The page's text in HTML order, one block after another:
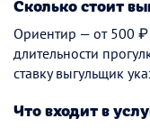
Сколько стоит
Ориентир — от 500 ₽
длительности
ставку выгульщик
Что входит в